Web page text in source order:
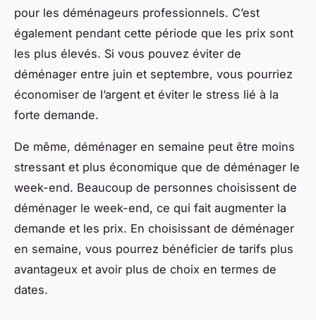
pour les déménageurs professionnels. C’est
également pendant cette période que les prix sont
les plus élevés. Si vous pouvez éviter de
déménager entre juin et septembre, vous pourriez
économiser de l’argent et éviter le stress lié à la
forte demande.
De même, déménager en semaine peut être moins
stressant et plus économique que de déménager le
week-end. Beaucoup de personnes choisissent de
déménager le week-end, ce qui fait augmenter la
demande et les prix. En choisissant de déménager
en semaine, vous pourrez bénéficier de tarifs plus
avantageux et avoir plus de choix en termes de
dates.